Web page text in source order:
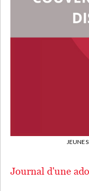
Journal d'une